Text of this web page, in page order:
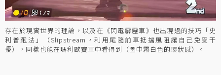
存在於現實世界的理論，以及在《閃電霹靂車》也出現過的技巧「史
利普跑法」（Slipstream，利用尾隨前車抵擋風阻讓自己免受干
擾），同樣也能在瑪利歐賽車中看得到（圖中霧白色的環狀感）。